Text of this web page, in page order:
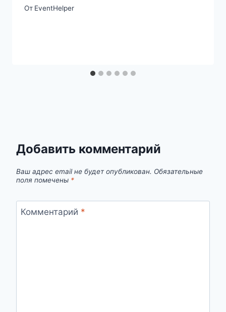
От EventHelper
Добавить комментарий
Ваш адрес email не будет опубликован. Обязательные
поля помечены *
Комментарий *